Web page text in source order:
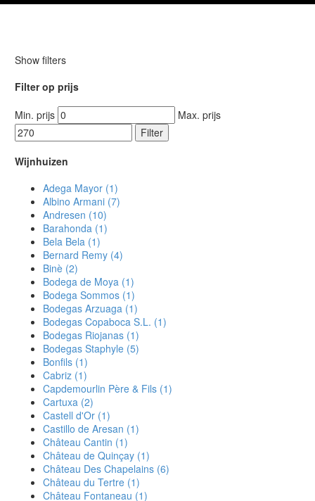
Show filters
Filter op prijs
Min. prijs
Max. prijs
Filter
Wijnhuizen
Adega Mayor (1)
Albino Armani (7)
Andresen (10)
Barahonda (1)
Bela Bela (1)
Bernard Remy (4)
Binè (2)
Bodega de Moya (1)
Bodega Sommos (1)
Bodegas Arzuaga (1)
Bodegas Copaboca S.L. (1)
Bodegas Riojanas (1)
Bodegas Staphyle (5)
Bonfils (1)
Cabriz (1)
Capdemourlin Père & Fils (1)
Cartuxa (2)
Castell d'Or (1)
Castillo de Aresan (1)
Château Cantin (1)
Château de Quinçay (1)
Château Des Chapelains (6)
Château du Tertre (1)
Château Fontaneau (1)